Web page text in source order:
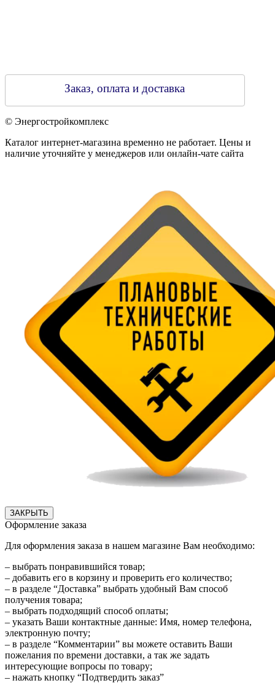
Заказ, оплата и доставка
© Энергостройкомплекс
Каталог интернет-магазина временно не работает. Цены и
наличие уточняйте у менеджеров или онлайн-чате сайта
ЗАКРЫТЬ
Оформление заказа
Для оформления заказа в нашем магазине Вам необходимо:
– выбрать понравившийся товар;
– добавить его в корзину и проверить его количество;
– в разделе “Доставка” выбрать удобный Вам способ
получения товара;
– выбрать подходящий способ оплаты;
– указать Ваши контактные данные: Имя, номер телефона,
электронную почту;
– в разделе “Комментарии” вы можете оставить Ваши
пожелания по времени доставки, а так же задать
интересующие вопросы по товару;
– нажать кнопку “Подтвердить заказ”